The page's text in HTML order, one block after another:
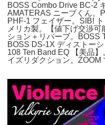
BOSS Combo Drive BC-2
AMATERAS ニーブくん。
PHF-1 フェイザー。SIB!
メリカ製。【値下げ交渉
ション＋リバーブ。BOSS
BOSS DS-1X ディストー
108 Ten Band EQ 【美品
イズリダクション。ZOOM